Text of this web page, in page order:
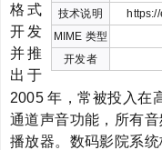
技术说明
MIME 类型
开发者
格式
开发
并推
出于
2005 年，常被投入在
通道声音功能，所有
播放器。数码影院系